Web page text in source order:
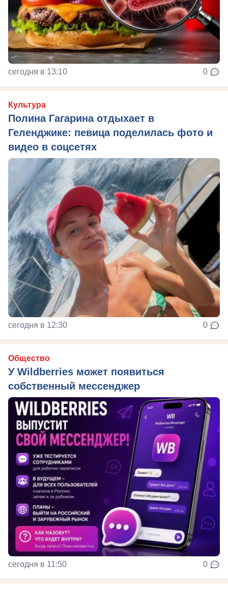
сегодня в 13:10 0
Культура
Полина Гагарина отдыхает в
Геленджике: певица поделилась фото и
видео в соцсетях
сегодня в 12:30 0
Общество
У Wildberries может появиться
собственный мессенджер
сегодня в 11:50 0